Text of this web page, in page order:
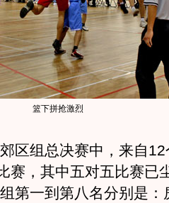
篮下拼抢激烈
组总决赛中，来自12
赛，其中五对五比赛已
第一到第八名分别是：